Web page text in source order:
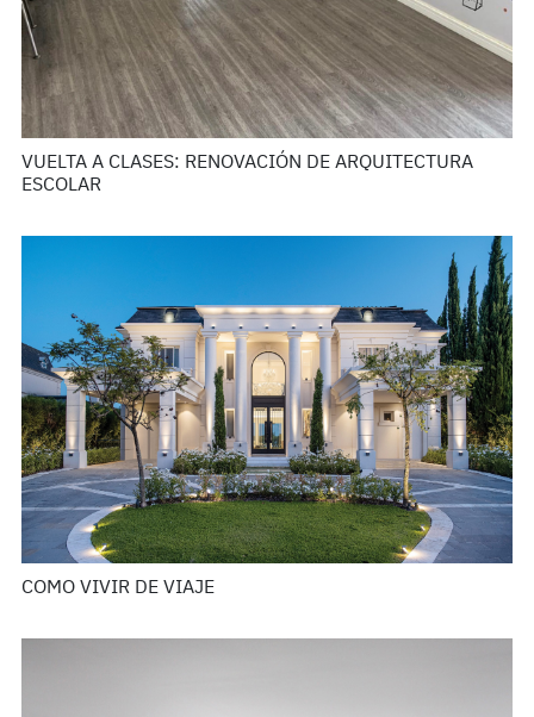
VUELTA A CLASES: RENOVACIÓN DE ARQUITECTURA
ESCOLAR
COMO VIVIR DE VIAJE